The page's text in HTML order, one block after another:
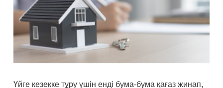
Үйге кезекке тұру үшін енді бума-бума қағаз жинап,